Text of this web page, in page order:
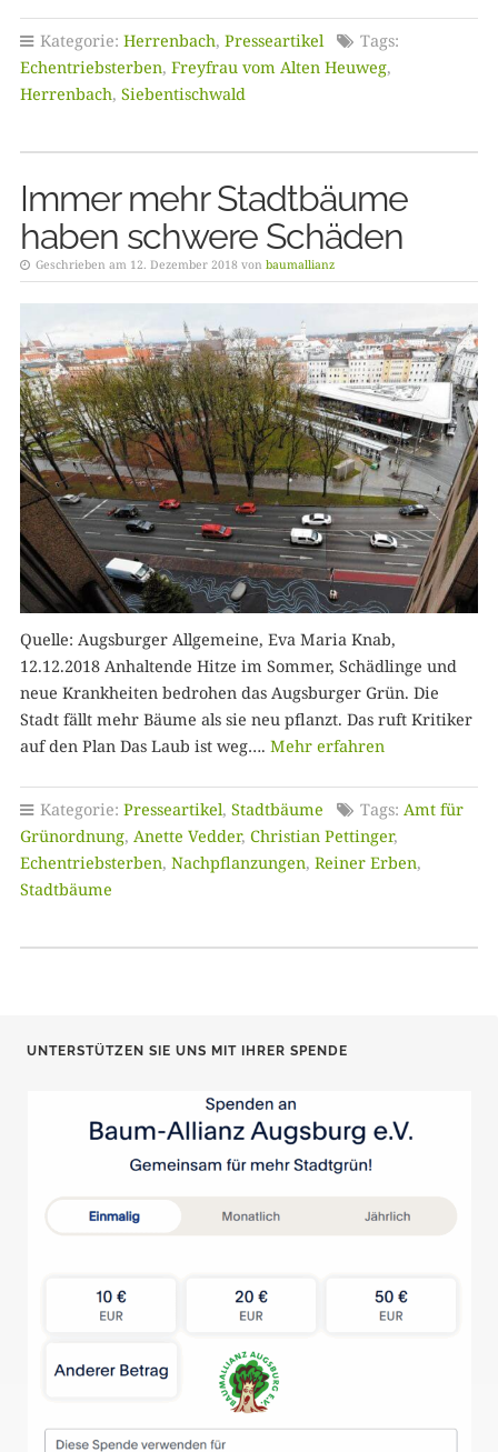
Kategorie: Herrenbach, Presseartikel
Tags:
Echentriebsterben, Freyfrau vom Alten Heuweg,
Herrenbach, Siebentischwald
Immer mehr Stadtbäume
haben schwere Schäden
Geschrieben am 12. Dezember 2018 von baumallianz
Quelle: Augsburger Allgemeine, Eva Maria Knab,
12.12.2018 Anhaltende Hitze im Sommer, Schädlinge und
neue Krankheiten bedrohen das Augsburger Grün. Die
Stadt fällt mehr Bäume als sie neu pflanzt. Das ruft Kritiker
auf den Plan Das Laub ist weg…. Mehr erfahren
Kategorie: Presseartikel, Stadtbäume Tags: Amt für
Grünordnung, Anette Vedder, Christian Pettinger,
Echentriebsterben, Nachpflanzungen, Reiner Erben,
Stadtbäume
UNTERSTÜTZEN SIE UNS MIT IHRER SPENDE